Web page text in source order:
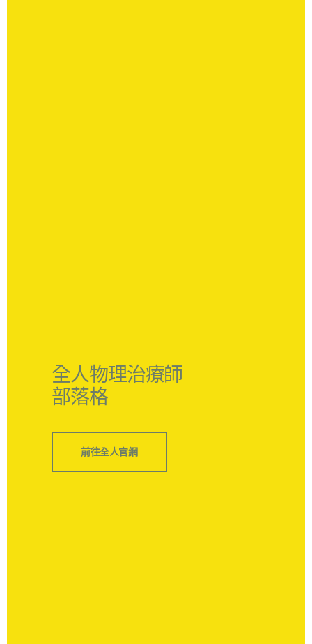
全人物理治療師
部落格
前往全人官網